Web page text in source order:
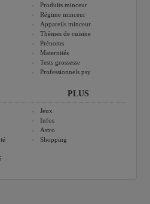
Produits minceur
Régime minceur
Appareils minceur
Thèmes de cuisine
Prénoms
Maternités
Tests grossesse
Professionnels psy
PLUS
Jeux
Infos
Astro
Shopping